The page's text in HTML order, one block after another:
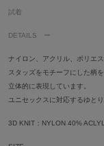
試着
DETAILS
ナイロン、アクリル、ポリエ
スタッズをモチーフにした柄
立体的に表現しています。
ユニセックスに対応するゆと
3D KNIT：NYLON 40%